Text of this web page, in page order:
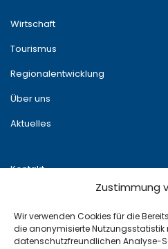
Zustimmung
Wir verwenden Cookies für die
die anonymisierte Nutzungsstatistik
datenschutzfreundlichen Analyse-
Wirtschaft
Tourismus
Regionalentwicklung
Über uns
Aktuelles
Kontakt
Impressum
Datenschutz